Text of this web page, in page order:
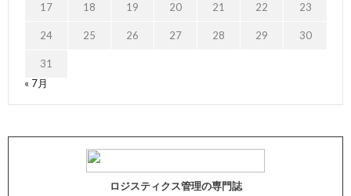
17 18 19 20 21 22 23
24 25 26 27 28 29 30
31
« 7月
ロジスティクス管理の専門誌